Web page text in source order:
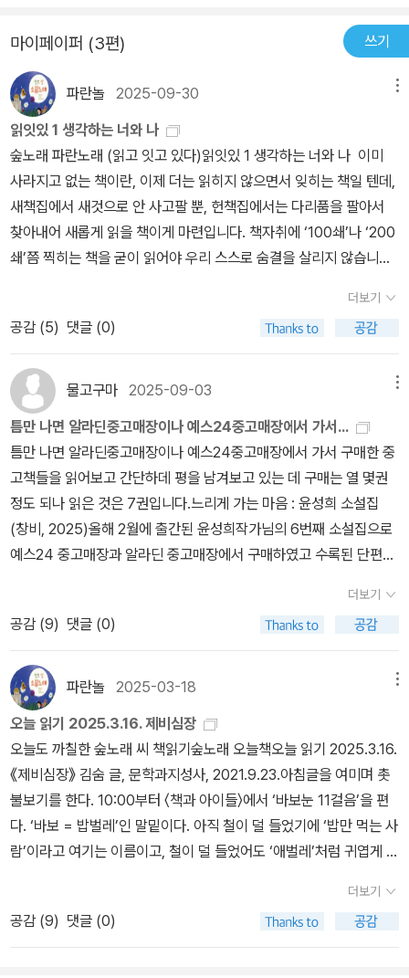
마이페이퍼 (3편) 쓰기
파란놀 2025-09-30
읽잇있 1 생각하는 너와 나
숲노래 파란노래 (읽고 잇고 있다)읽잇있 1 생각하는 너와 나 이미
사라지고 없는 책이란, 이제 더는 읽히지 않으면서 잊히는 책일 텐데,
새책집에서 새것으로 안 사고팔 뿐, 헌책집에서는 다리품을 팔아서
찾아내어 새롭게 읽을 책이게 마련입니다. 책자취에 ‘100쇄’나 ‘200
쇄’쯤 찍히는 책을 굳이 읽어야 우리 스스로 숨결을 살리지 않습니다.
에 우리 숨결을 못 살리지 않습니다. 그저 “늘 새롭게 마음을 일으키
면서 ‘생각이라는 씨앗’을 우리 스스로 빚어서 심도록 북돋우는 책”을
손에 쥘 적에, 누구나 숨결과 숨빛과 숨꽃을 고스란히 살립니다. 책에
는 ‘새책’과 ‘헌책’이 있습니다. 우리 살림살이도 ‘새살림’과 ‘헌살
림’이 있습니다. 왜 둘만 있느냐고 물을 까닭이 없습니다. 워낙 이 별
누리는 ‘둘’로 이루거든요. ‘둘’이란 ‘하나 + 하나’인데, 하나에 하나를
더해서 둘을 이룬 숨결이 새롭게 ‘하나’를 낳으면 언뜻 ‘셋’으로 서는
구나 싶으면서 새삼스레 ‘하나’로 뭉칩니다. 둘인 ‘하나와 하나’가 낳
은 ‘또다른 하나’는 겉몸으로는 셋이되, 마음으로는 ‘그저 하나’요, 사
랑으로도 ‘언제나 하나’입니다. 한걸음을 떼기에 내 곁에 있는 너를
알아보면서 한걸음을 새로 뗍니다. 두걸음인 셈인데, 두걸음을 떼고
서 둘이 하나로 피어나면, 어느새 우리는 새록새록 ‘한걸음(첫걸
음)’을 떼면서 스스로 새롭게 눈뜨고 깨어납니다. 하나는 둘로 가서
하나)’라 할 텐데, ‘양자물리학’이라 일컫습니다. ‘하나’하고 ‘하나’로
모두를 그리면서 ‘둘’로 피어나고 깨어날 적에 어쩐지 ‘하나’로 돌아가
는데 크기도 부피도 빛깔도 고스란히 하나이되 뭇(무한대)입니다. ‘한
길’이 ‘뭇길’인 셈이고, ‘한길 = 뭇길’은 곧장 ‘샘·샘물’로 만나서 흐릅
니다. 두멧숲에서 졸졸 솟는 가장 맑고 싱그러운 물줄기가 ‘샘’입니
다. 샘물은 많이도 적게도 솟지 않고, 여름에도 겨울에도 똑같이 솟습
니다. 가물든 장마이든 샘물은 늘 같아요. 더욱이 샘물을 이루자면 비
가 내려서 땅으로 스며야 하고, 비가 내리자면 바다가 하늘빛을 담아
며, 샘이 내요, 내는 다시 바다인데, 우리는 다 다르지만 하나인 물방
울을 몸으로 받아들여서 목숨을 이루고 숨빛을 펴며 눈뜨고 깨어나는
사람입니다. 사람이란, 사랑으로 살림을 하는 숲빛인 목숨입니다. 사
더보기
공감 (5) 댓글 (0)
물고구마 2025-09-03
틈만 나면 알라딘중고매장이나 예스24중고매장에서 가서...
틈만 나면 알라딘중고매장이나 예스24중고매장에서 가서 구매한 중
고책들을 읽어보고 간단하데 평을 남겨보고 있는 데 구매는 열 몇권
정도 되나 읽은 것은 7권입니다.느리게 가는 마음 : 윤성희 소설집
(창비, 2025)올해 2월에 출간된 윤성희작가님의 6번째 소설집으로
예스24 중고매장과 알라딘 중고매장에서 구매하였고 수록된 단편들
하며 마치 생일축하를 받는 기분을 읽으면서 느꼈음. 낙원맨션 : 방우
리 소설 (교유서가, 2025)올해 1월에 출간되었다는 사실을 우연히
교보문고에 들렀다가 알게 되었고 내가 사는 지역의 중고매장에 이
책이 없어 우주점에서 주문하여 읽어보니 생각했던 느낌과 달랐으나
단편 (이사), (물왕멀), (ㅂ의 유실) 은 인상적이었음.3월의 마치 : 정
한아 장편소설 (문학동네, 2025)올해 2월에 출간되고 절반 정도 읽
다가 중고매장에 팔아버렸고 8월 초에 예스24 중고매장에서 구매하
여 뒷부분부터 읽었는 데 나쁘지 않았음. 기억을 잃어가는 이마치 곁
에 있을 소중한 인연들이 나의 마음 속에 파도가 되어 밀려왔음.부적
격자의 차트 : 연여름 소설 (현대문학, 2024)작년 말에 출간된 핀 시
리즈 장르 소설이며 알라딘 중고매장에서 구매하여 읽었음. 리뷰를
남겼던「돌아온 아이들」보다 앞서 읽은 작품이나 구체적인 줄거리는
가물가물하지만 관습이나 규율에서 벗어나 자신들만의 삶을 개척해
더보기
공감 (9) 댓글 (0)
파란놀 2025-03-18
오늘 읽기 2025.3.16. 제비심장
오늘도 까칠한 숲노래 씨 책읽기숲노래 오늘책오늘 읽기 2025.3.16.
《제비심장》 김숨 글, 문학과지성사, 2021.9.23.아침글을 여미며 촛
불보기를 한다. 10:00부터 〈책과 아이들〉에서 ‘바보눈 11걸음’을 편
다. ‘바보 = 밥벌레’인 말밑이다. 아직 철이 덜 들었기에 ‘밥만 먹는 사
람’이라고 여기는 이름이고, 철이 덜 들었어도 ‘애벌레’처럼 귀엽게 돌
벌레’일 텐데, 오늘날에는 영 엉뚱하게 쓰기 일쑤이다. 12:00부터는
《새로 쓰는 말밑 꾸러미 사전》이라는 낱말책을 놓고서 조촐히 책잔치
를 꾸린다. 말에는 늘 마음을 담게 마련이라, 우리가 늘 쓰는 가장 수
더보기
공감 (9) 댓글 (0)